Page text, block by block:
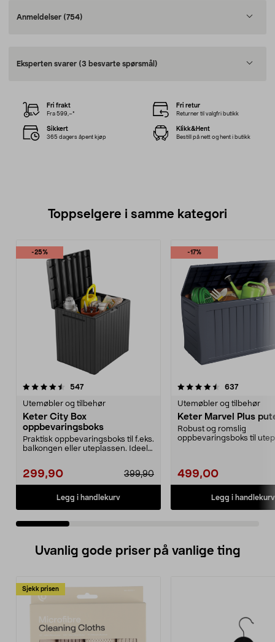
Anmeldelser (754)
Eksperten svarer (3 besvarte spørsmål)
Fri frakt
Fra 599,–*
Fri retur
Returner til valgfri butikk
Sikkert
365 dagers åpent kjøp
Klikk&Hent
Bestill på nett og hent i butikk
Toppselgere i samme kategori
-25%
547anmeldelser
Utemøbler og tilbehør
Keter City Box
oppbevaringsboks
Praktisk oppbevaringsboks til f.eks.
balkongen eller uteplassen. Ideell
299,90 399,90
Legg i handlekurv
-17%
4.5 av 5 stjerner 637
Utemøbler og tilbehør
Keter Marvel Plus
Robust og romslig
oppbevaringsboks til
499,00
Legg i handlekurv
4.0 av 5 stjerner
Uvanlig gode priser på vanlige ting
Sjekk prisen